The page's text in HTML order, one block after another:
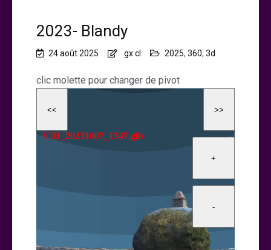
2023- Blandy
24 août 2025 gx cl 2025, 360, 3d
clic molette pour changer de pivot